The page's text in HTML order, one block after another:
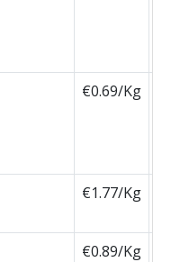
€0.69/Kg
€1.77/Kg
€0.89/Kg